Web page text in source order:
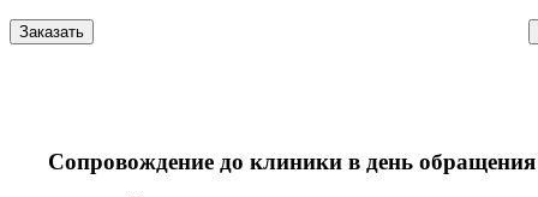
Заказать
Сопровождение до клиники в день обращения